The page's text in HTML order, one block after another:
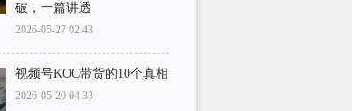
破，一篇讲透
2026-05-27 02:43
视频号KOC带货的10个真相
2026-05-20 04:33